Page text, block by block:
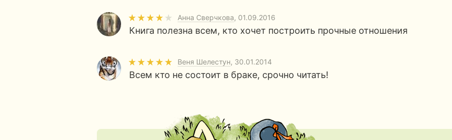
Анна Сверчкова, 01.09.2016
Книга полезна всем, кто хочет построить прочные отношения
Веня Шелестун, 30.01.2014
Всем кто не состоит в браке, срочно читать!